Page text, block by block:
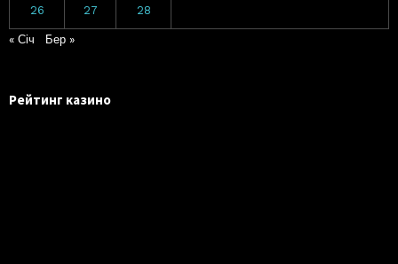
26 27 28
« Січ Бер »
Рейтинг казино